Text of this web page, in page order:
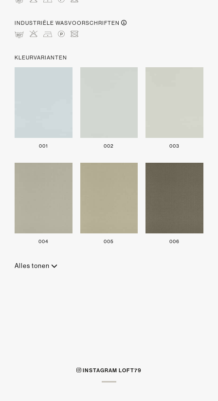
INDUSTRIËLE WASVOORSCHRIFTEN
pHDLU
KLEURVARIANTEN
001 002 003
004 005 006
Alles tonen
INSTAGRAM LOFT79